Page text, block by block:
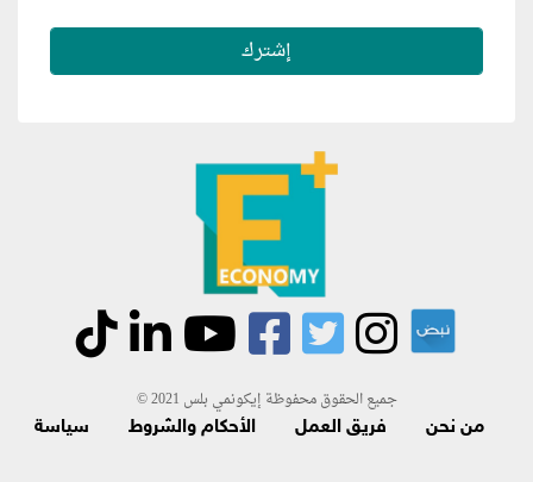
جميع الحقوق محفوظة إيكونمي بلس 2021 ©
من نحن فريق العمل الأحكام والشروط
سياسة